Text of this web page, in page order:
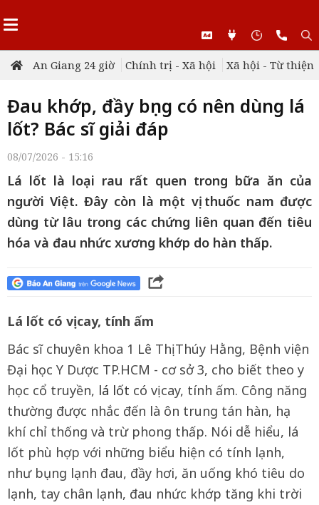
An Giang 24 giờ Chính trị - Xã hội Xã hội - Từ thiện
Đau khớp, đầy bụng có nên dùng lá
lốt? Bác sĩ giải đáp
08/07/2026 - 15:16
Lá lốt là loại rau rất quen trong bữa ăn của
người Việt. Đây còn là một vị thuốc nam được
dùng từ lâu trong các chứng liên quan đến tiêu
hóa và đau nhức xương khớp do hàn thấp.
Lá lốt có vị cay, tính ấm
Bác sĩ chuyên khoa 1 Lê Thị Thúy Hằng, Bệnh viện
Đại học Y Dược TP.HCM - cơ sở 3, cho biết theo y
học cổ truyền, lá lốt có vị cay, tính ấm. Công năng
thường được nhắc đến là ôn trung tán hàn, hạ
khí chỉ thống và trừ phong thấp. Nói dễ hiểu, lá
lốt phù hợp với những biểu hiện có tính lạnh,
như bụng lạnh đau, đầy hơi, ăn uống khó tiêu do
lạnh, tay chân lạnh, đau nhức khớp tăng khi trời